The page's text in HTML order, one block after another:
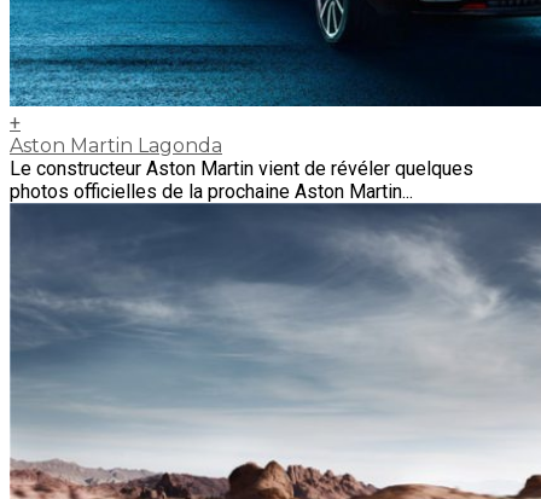
+
Aston Martin Lagonda
Le constructeur Aston Martin vient de révéler quelques
photos officielles de la prochaine Aston Martin...